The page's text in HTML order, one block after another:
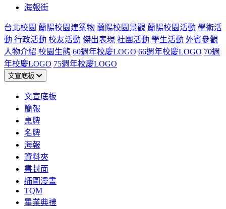
海報街
台北校園 蘭陽校園建築物 蘭陽校園景觀 蘭陽校園活動 學術活
動 行政活動 校友活動 傑出表現 社團活動 學生活動 外賓參觀
人物介紹 校園生態 60週年校慶LOGO 66週年校慶LOGO 70週
年校慶LOGO 75週年校慶LOGO
文宣底板
文宣底板
簡報
桌牌
名牌
海報
資料夾
書封面
插圖漫畫
TQM
畢業典禮